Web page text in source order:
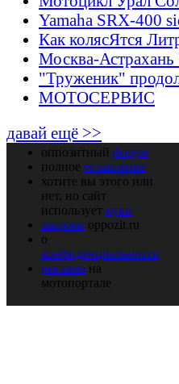
Yamaha SRX-400
Как колясЯтся
Москва-
"Труженик"
МОТОСЕРВИС
давай ещё >>
оппозитный форум
полное оглавление
хотите вы этого или
нет, но сайт
использует куки
закрома oppozit.ru
о
конфиденциальности
реклама на
мотопортале